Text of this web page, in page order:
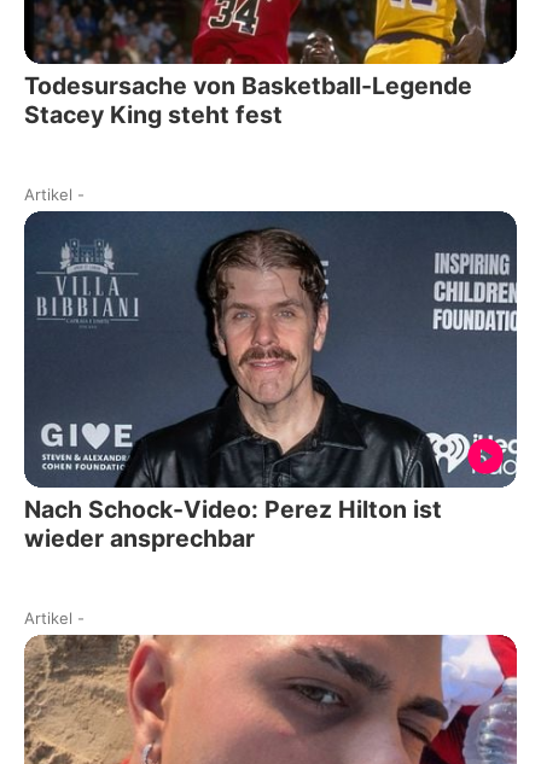
Todesursache von Basketball-Legende
Stacey King steht fest
Artikel -
Nach Schock-Video: Perez Hilton ist
wieder ansprechbar
Artikel -